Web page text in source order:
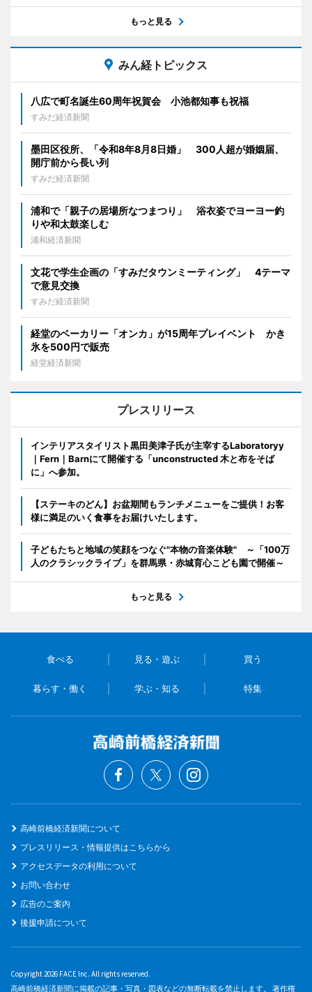
もっと見る
みん経トピックス
八広で町名誕生60周年祝賀会 小池都知事も祝福
すみだ経済新聞
墨田区役所、「令和8年8月8日婚」 300人超が婚姻届、
開庁前から長い列
すみだ経済新聞
浦和で「親子の居場所なつまつり」 浴衣姿でヨーヨー釣
りや和太鼓楽しむ
浦和経済新聞
文花で学生企画の「すみだタウンミーティング」 4テーマ
で意見交換
すみだ経済新聞
経堂のベーカリー「オンカ」が15周年プレイベント かき
氷を500円で販売
経堂経済新聞
プレスリリース
インテリアスタイリスト黒田美津子氏が主宰するLaboratoryy
｜Fern｜Barnにて開催する「unconstructed 木と布をそば
に」へ参加。
【ステーキのどん】お盆期間もランチメニューをご提供！お客
様に満足のいく食事をお届けいたします。
子どもたちと地域の笑顔をつなぐ"本物の音楽体験" ～「100万
人のクラシックライブ」を群馬県・赤城育心こども園で開催～
もっと見る
食べる 見る・遊ぶ 買う
暮らす・働く 学ぶ・知る 特集
高崎前橋経済新聞について
プレスリリース・情報提供はこちらから
アクセスデータの利用について
お問い合わせ
広告のご案内
後援申請について
Copyright 2026 FACE Inc. All rights reserved.
高崎前橋経済新聞に掲載の記事・写真・図表などの無断転載を禁止します。 著作権